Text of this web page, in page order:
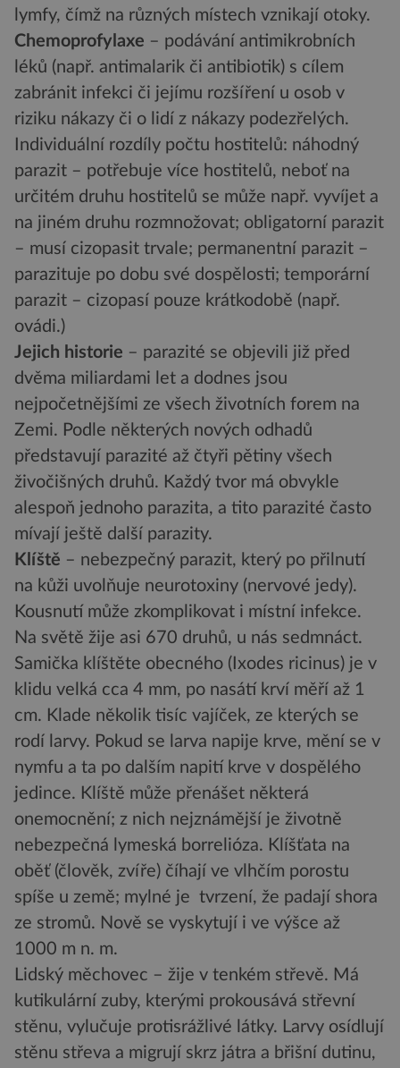
lymfy, čímž na různých místech vznikají otoky.
Chemoprofylaxe – podávání antimikrobních
léků (např. antimalarik či antibiotik) s cílem
zabránit infekci či jejímu rozšíření u osob v
riziku nákazy či o lidí z nákazy podezřelých.
Individuální rozdíly počtu hostitelů: náhodný
parazit – potřebuje více hostitelů, neboť na
určitém druhu hostitelů se může např. vyvíjet a
na jiném druhu rozmnožovat; obligatorní parazit
– musí cizopasit trvale; permanentní parazit –
parazituje po dobu své dospělosti; temporární
parazit – cizopasí pouze krátkodobě (např.
ovádi.)
Jejich historie – parazité se objevili již před
dvěma miliardami let a dodnes jsou
nejpočetnějšími ze všech životních forem na
Zemi. Podle některých nových odhadů
představují parazité až čtyři pětiny všech
živočišných druhů. Každý tvor má obvykle
alespoň jednoho parazita, a tito parazité často
mívají ještě další parazity.
Klíště – nebezpečný parazit, který po přilnutí
na kůži uvolňuje neurotoxiny (nervové jedy).
Kousnutí může zkomplikovat i místní infekce.
Na světě žije asi 670 druhů, u nás sedmnáct.
Samička klíštěte obecného (Ixodes ricinus) je v
klidu velká cca 4 mm, po nasátí krví měří až 1
cm. Klade několik tisíc vajíček, ze kterých se
rodí larvy. Pokud se larva napije krve, mění se v
nymfu a ta po dalším napití krve v dospělého
jedince. Klíště může přenášet některá
onemocnění; z nich nejznámější je životně
nebezpečná lymeská borrelióza. Klíšťata na
oběť (člověk, zvíře) číhají ve vlhčím porostu
spíše u země; mylné je tvrzení, že padají shora
ze stromů. Nově se vyskytují i ve výšce až
1000 m n. m.
Lidský měchovec – žije v tenkém střevě. Má
kutikulární zuby, kterými prokousává střevní
stěnu, vylučuje protisrážlivé látky. Larvy osídlují
stěnu střeva a migrují skrz játra a břišní dutinu,